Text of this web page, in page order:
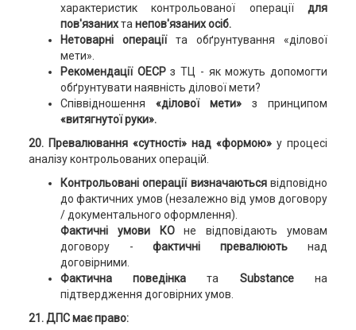
характеристик контрольованої операціїдля
пов'язанихтанепов'язаних осіб.
Нетоварні операції та обґрунтування «ділової
мети».
Рекомендації ОЕСРз ТЦ - як можуть допомогти
обґрунтувати наявність ділової мети?
Співвідношення «ділової мети»з принципом
«витягнутої руки».
20. Превалювання «сутності» над «формою»у процесі
аналізу контрольованих операцій.
Контрольовані операції визначаютьсявідповідно
до фактичних умов (незалежно від умов договору
/ документального оформлення).
Фактичні умови КОне відповідають умовам
договору -фактичні превалюють над
договірними.
Фактична поведінка та Substanceна
підтвердження договірних умов.
21. ДПС має право: